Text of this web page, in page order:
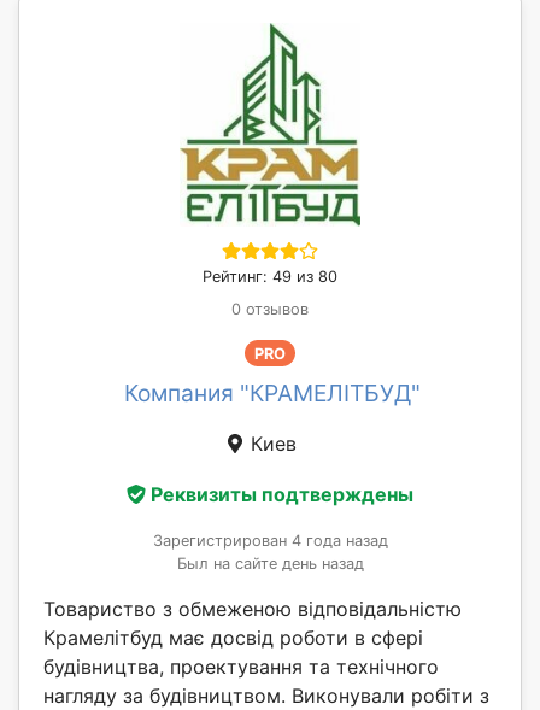
Рейтинг: 49 из 80
0 отзывов
PRO
Компания "КРАМЕЛІТБУД"
Киев
Реквизиты подтверждены
Зарегистрирован 4 года назад
Был на сайте день назад
Товариство з обмеженою відповідальністю
Крамелітбуд має досвід роботи в сфері
будівництва, проектування та технічного
нагляду за будівництвом. Виконували робіти з